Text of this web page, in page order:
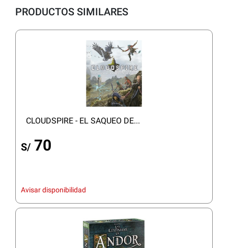
PRODUCTOS SIMILARES
CLOUDSPIRE - EL SAQUEO DE...
S/ 70
Avisar disponibilidad